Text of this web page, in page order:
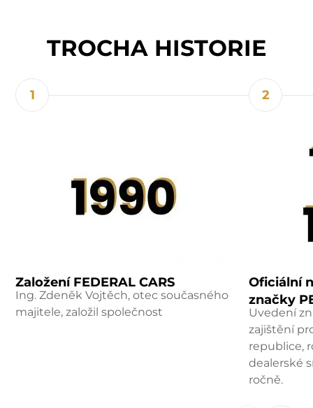
TROCHA HISTORIE
Založení FEDERAL CARS
Ing. Zdeněk Vojtěch, otec současného
majitele, založil společnost
Oficiální
značky
Uvedení
zajištění
republice,
dealerské
ročně.